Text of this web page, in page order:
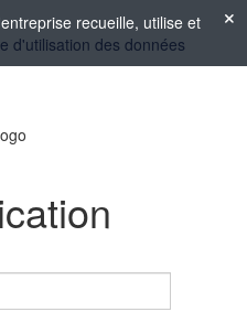
recueille, utilise et
d'utilisation des données